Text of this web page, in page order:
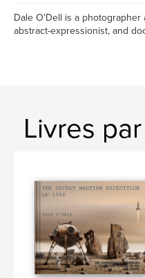
Dale O'Dell is a
abstract-expressionist, and
Livres